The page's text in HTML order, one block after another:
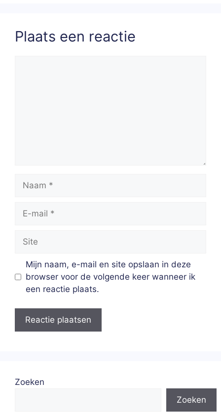
Plaats een reactie
Naam
Site
Mijn naam, e-mail en site opslaan in deze
browser voor de volgende keer wanneer ik
een reactie plaats.
Zoeken
Zoeken